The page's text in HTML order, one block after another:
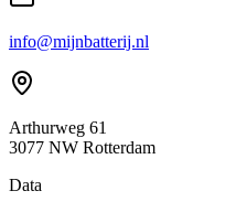
info@mijnbatterij.nl
Arthurweg 61
3077 NW Rotterdam
Data